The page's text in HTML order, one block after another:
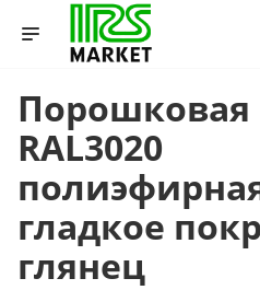
Порошковая
RAL3020
гладкое
глянец